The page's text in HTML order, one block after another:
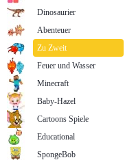
Dinosaurier
Abenteuer
Zu Zweit
Feuer und Wasser
Minecraft
Baby-Hazel
Cartoons Spiele
Educational
SpongeBob